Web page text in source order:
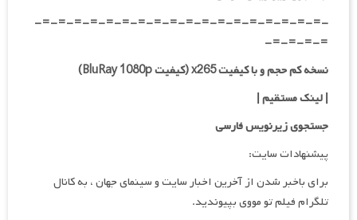
-=-=-=-=-=-=-=-=-=-=-=-=-=-=-=-=-=-=-
=-=-=-=-
نسخه کم حجم و با کیفیت x265 (کیفیت BluRay 1080p)
| لینک مستقیم |
جستجوی زیرنویس فارسی
پیشنهادات سایت:
برای باخبر شدن از آخرین اخبار سایت و سینمای جهان ، به کانال
تلگرام فیلم تو مووی بپیوندید.